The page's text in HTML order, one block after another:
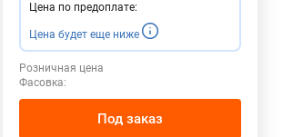
Цена по предоплате:
Цена будет еще ниже
Розничная цена
Фасовка:
Под заказ